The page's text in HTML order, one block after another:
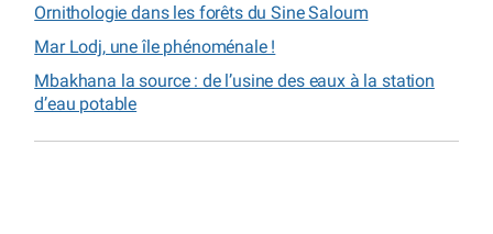
Ornithologie dans les forêts du Sine Saloum
Mar Lodj, une île phénoménale !
Mbakhana la source : de l’usine des eaux à la station
d’eau potable